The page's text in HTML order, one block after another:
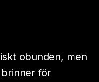
obunden, men
för